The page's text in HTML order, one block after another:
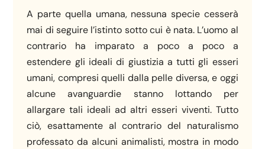
A parte quella umana, nessuna specie cesserà
mai di seguire l’istinto sotto cui è nata. L’uomo al
contrario ha imparato a poco a poco a
estendere gli ideali di giustizia a tutti gli esseri
umani, compresi quelli dalla pelle diversa, e oggi
alcune avanguardie stanno lottando per
allargare tali ideali ad altri esseri viventi. Tutto
ciò, esattamente al contrario del naturalismo
professato da alcuni animalisti, mostra in modo